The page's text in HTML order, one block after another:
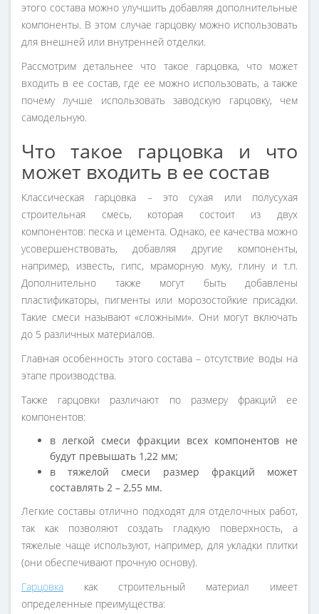
этого состава можно улучшить добавляя дополнительные
компоненты. В этом случае гарцовку можно использовать
для внешней или внутренней отделки.
Рассмотрим детальнее что такое гарцовка, что может
входить в ее состав, где ее можно использовать, а также
почему лучше использовать заводскую гарцовку, чем
самодельную.
Что такое гарцовка и что
может входить в ее состав
Классическая гарцовка – это сухая или полусухая
строительная смесь, которая состоит из двух
компонентов: песка и цемента. Однако, ее качества можно
усовершенствовать, добавляя другие компоненты,
например, известь, гипс, мраморную муку, глину и т.п.
Дополнительно также могут быть добавлены
пластификаторы, пигменты или морозостойкие присадки.
Такие смеси называют «сложными». Они могут включать
до 5 различных материалов.
Главная особенность этого состава – отсутствие воды на
этапе производства.
Также гарцовки различают по размеру фракций ее
компонентов:
в легкой смеси фракции всех компонентов не
будут превышать 1,22 мм;
в тяжелой смеси размер фракций может
составлять 2 – 2,55 мм.
Легкие составы отлично подходят для отделочных работ,
так как позволяют создать гладкую поверхность, а
тяжелые чаще используют, например, для укладки плитки
(они обеспечивают прочную основу).
Гарцовка как строительный материал имеет
определенные преимущества: